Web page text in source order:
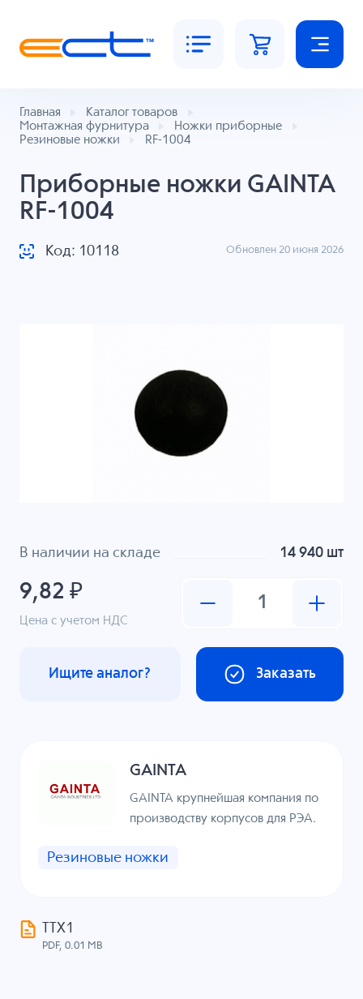
Главная
Каталог товаров
Монтажная фурнитура
Ножки приборные
Резиновые ножки
RF-1004
Приборные ножки GAINTA
RF-1004
Код: 10118 Обновлен 20 июня 2026
В наличии на складе 14 940 шт
9,82 ₽
Цена с учетом НДС
Заказать
Ищите аналог?
GAINTA
GAINTA крупнейшая компания по
производству корпусов для РЭА.
Резиновые ножки
ТТХ1
PDF, 0.01 MB